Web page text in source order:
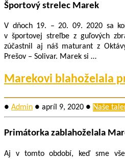
Športový strelec Marek
V dňoch 19. – 20. 09. 2020 sa
v športovej streľbe z guľových
zúčastnil aj náš maturant z
Prešov – Solivar. Marek si …
Marekovi blahoželala
● Admin ● apríl 9, 2020 ● Naše
Primátorka zablahoželala
Aj v tomto období, keď sme